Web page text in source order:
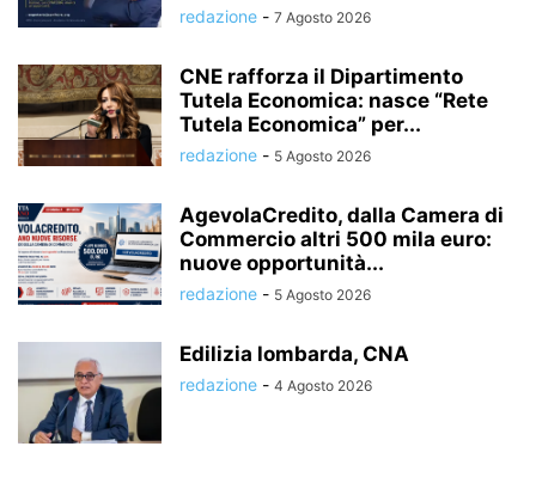
redazione - 7 Agosto 2026
CNE rafforza il Dipartimento
Tutela Economica: nasce “Rete
Tutela Economica” per...
redazione - 5 Agosto 2026
AgevolaCredito, dalla Camera di
Commercio altri 500 mila euro:
nuove opportunità...
redazione - 5 Agosto 2026
Edilizia lombarda, CNA
redazione - 4 Agosto 2026